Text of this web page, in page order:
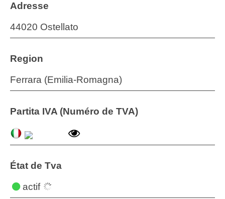
Adresse
44020 Ostellato
Region
Ferrara (Emilia-Romagna)
Partita IVA (Numéro de TVA)
État de Tva
actif